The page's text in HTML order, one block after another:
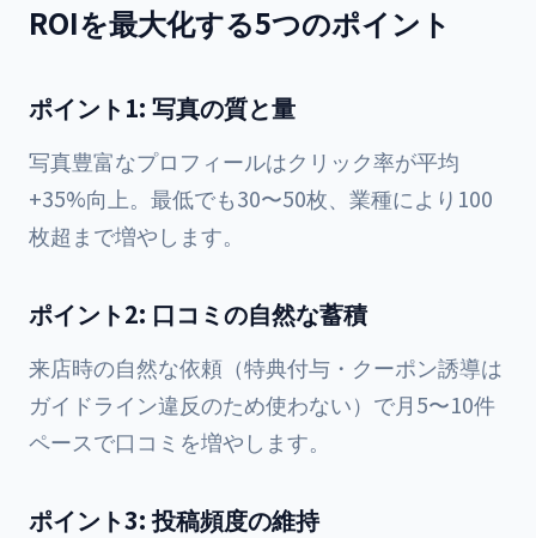
ROIを最大化する5つのポイント
ポイント1: 写真の質と量
写真豊富なプロフィールはクリック率が平均
+35%向上。最低でも30〜50枚、業種により100
枚超まで増やします。
ポイント2: 口コミの自然な蓄積
来店時の自然な依頼（特典付与・クーポン誘導は
ガイドライン違反のため使わない）で月5〜10件
ペースで口コミを増やします。
ポイント3: 投稿頻度の維持